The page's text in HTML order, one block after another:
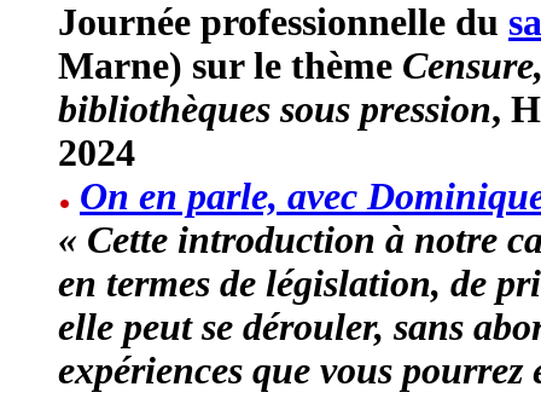
Journée professionnelle du
Marne) sur le thème
bibliothèques sous pression,
2024
On en parle, avec
« Cette introduction à notre
en termes de législation, de
elle peut se dérouler, sans
expériences que vous pourrez